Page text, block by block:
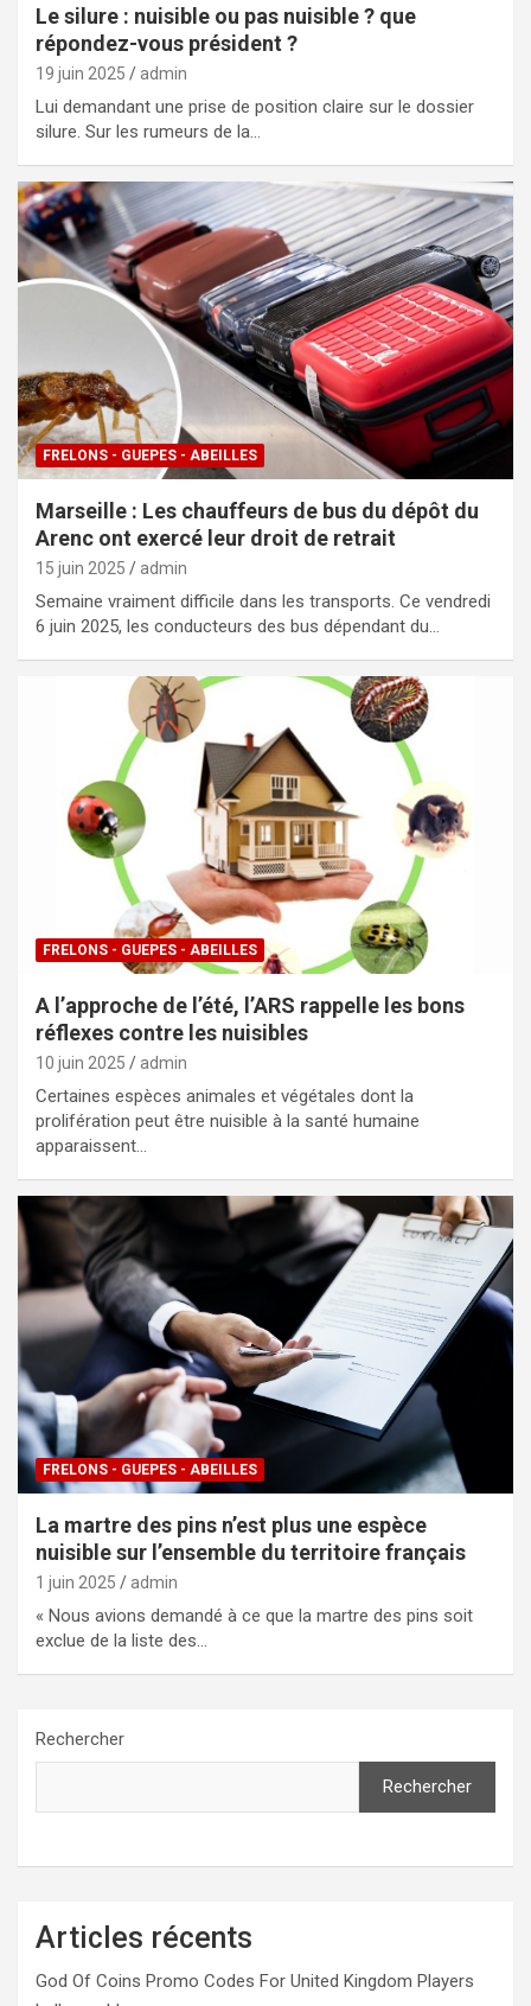
Le silure : nuisible ou pas nuisible ? que
répondez-vous président ?
19 juin 2025 admin
Lui demandant une prise de position claire sur le dossier
silure. Sur les rumeurs de la…
FRELONS - GUEPES - ABEILLES
Marseille : Les chauffeurs de bus du dépôt du
Arenc ont exercé leur droit de retrait
15 juin 2025 admin
Semaine vraiment difficile dans les transports. Ce vendredi
6 juin 2025, les conducteurs des bus dépendant du…
FRELONS - GUEPES - ABEILLES
A l’approche de l’été, l’ARS rappelle les bons
réflexes contre les nuisibles
10 juin 2025 admin
Certaines espèces animales et végétales dont la
prolifération peut être nuisible à la santé humaine
apparaissent…
FRELONS - GUEPES - ABEILLES
La martre des pins n’est plus une espèce
nuisible sur l’ensemble du territoire français
1 juin 2025 admin
« Nous avions demandé à ce que la martre des pins soit
exclue de la liste des…
Rechercher
Rechercher
Articles récents
God Of Coins Promo Codes For United Kingdom Players